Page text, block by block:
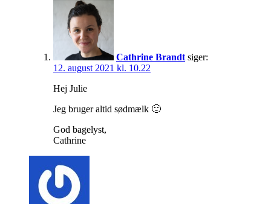
Cathrine Brandt siger:
12. august 2021 kl. 10.22
Hej Julie
Jeg bruger altid sødmælk 🙂
God bagelyst,
Cathrine